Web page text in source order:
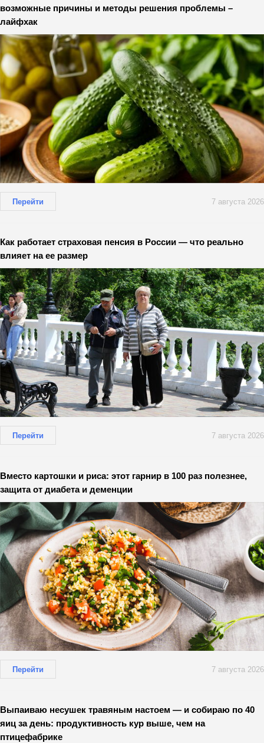
возможные причины и методы решения проблемы –
лайфхак
Перейти 7 августа 2026
Как работает страховая пенсия в России — что реально
влияет на ее размер
Перейти 7 августа 2026
Вместо картошки и риса: этот гарнир в 100 раз полезнее,
защита от диабета и деменции
Перейти 7 августа 2026
Выпаиваю несушек травяным настоем — и собираю по 40
яиц за день: продуктивность кур выше, чем на
птицефабрике